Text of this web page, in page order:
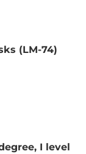
(LM-74)
I level